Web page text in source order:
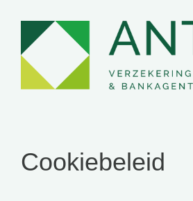
content
Cookiebeleid